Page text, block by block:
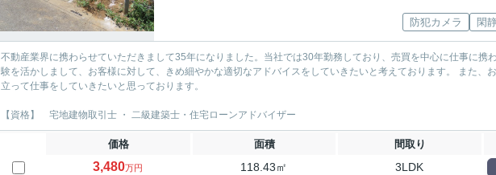
防犯カメラ 閑
不動産業界に携わらせていただきまして35年になりました。当社では30年勤務しており、売買を中心に仕事に携
験を活かしまして、お客様に対して、きめ細やかな適切なアドバイスをしていきたいと考えております。 また、
立って仕事をしていきたいと思っております。
【資格】 宅地建物取引士 ・ 二級建築士・住宅ローンアドバイザー
価格 面積 間取り
3,480万円 118.43㎡ 3LDK